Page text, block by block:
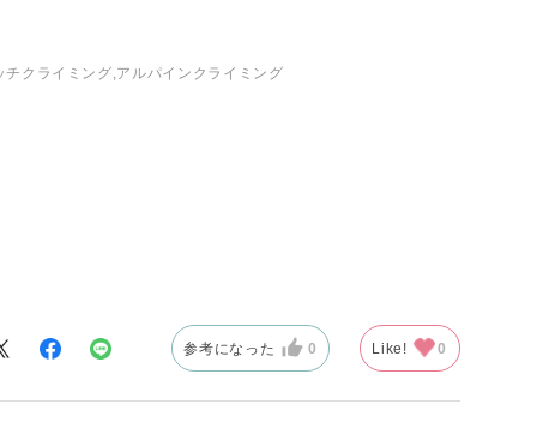
クライミング,アルパインクライミング
参考になった 0 Like! 0